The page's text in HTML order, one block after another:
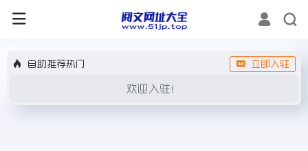
自助推荐热门 立即入驻
欢迎入驻！